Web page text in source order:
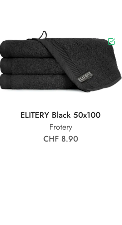
ELITERY Black 50x100
Frotery
CHF 8.90